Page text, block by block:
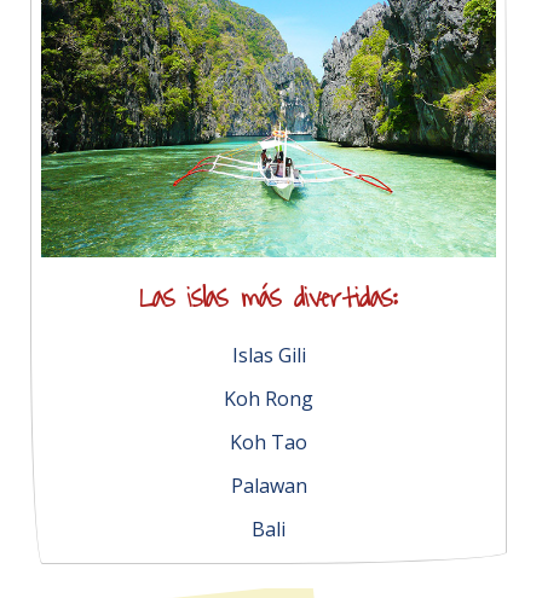
Las islas más divertidas:
Islas Gili
Koh Rong
Koh Tao
Palawan
Bali